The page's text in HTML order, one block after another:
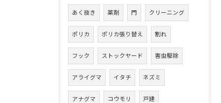
あく抜き 薬剤 門 クリーニング
ポリカ ポリカ張り替え 割れ
フック ストックヤード 害虫駆除
アライグマ イタチ ネズミ
アナグマ コウモリ 戸建